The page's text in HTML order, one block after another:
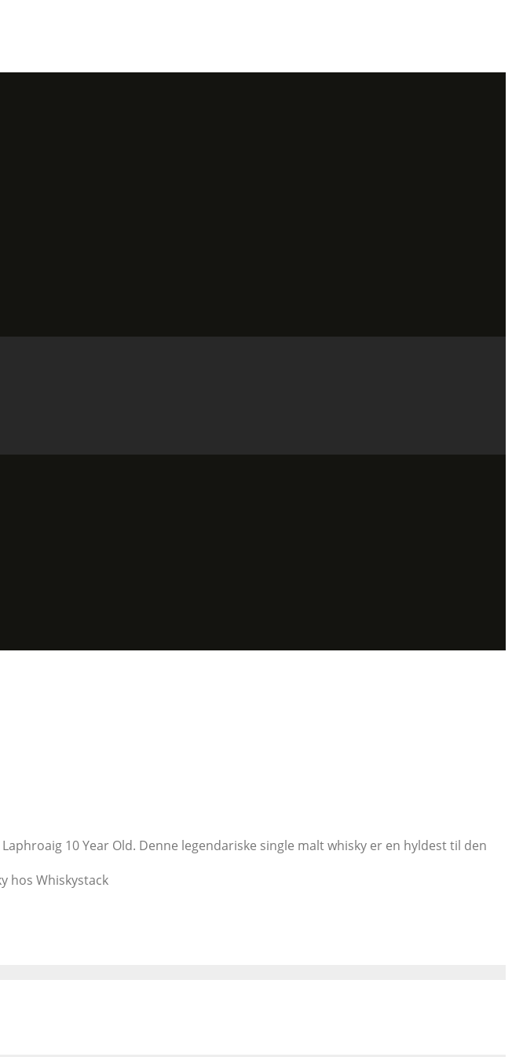
10 Year Old. Denne legendariske single malt whisky er en hyldest til den
hos Whiskystack